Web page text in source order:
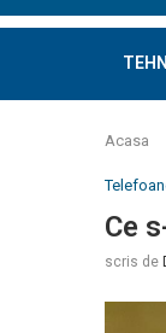
Acasa
Ce
scris de